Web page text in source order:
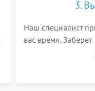
3.
Наш специалист
вас время.
привезет на склад